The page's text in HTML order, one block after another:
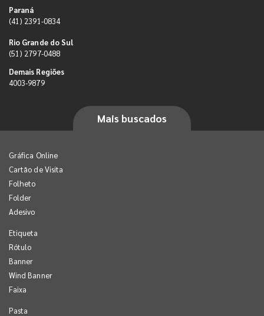
Paraná
(41) 2391-0834
Rio Grande do Sul
(51) 2797-0488
Demais Regiões
4003-9879
Mais buscados
Gráfica Online
Cartão de Visita
Folheto
Folder
Adesivo
Etiqueta
Rótulo
Banner
Wind Banner
Faixa
Pasta